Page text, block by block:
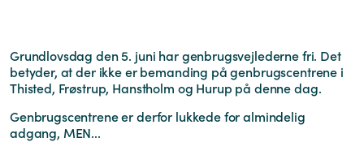
Grundlovsdag den 5. juni har genbrugsvejlederne fri. Det
betyder, at der ikke er bemanding på genbrugscentrene i
Thisted, Frøstrup, Hanstholm og Hurup på denne dag.
Genbrugscentrene er derfor lukkede for almindelig
adgang, MEN...